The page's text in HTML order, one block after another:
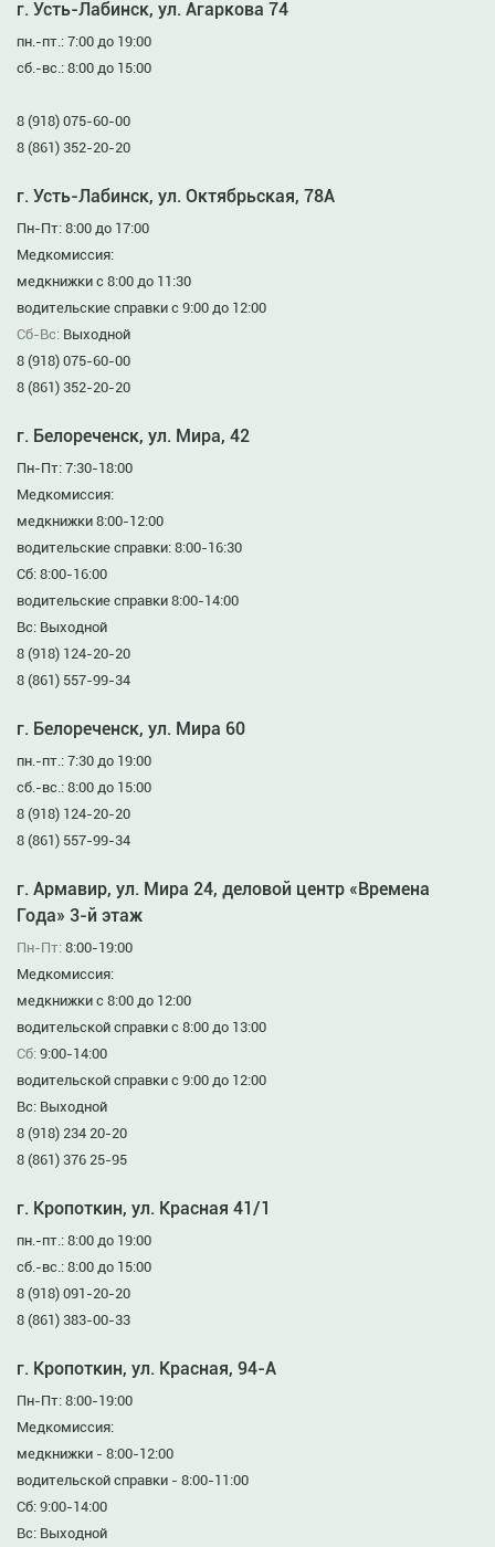
г. Усть-Лабинск, ул. Агаркова 74
пн.-пт.: 7:00 до 19:00
сб.-вс.: 8:00 до 15:00
8 (918) 075-60-00
8 (861) 352-20-20
г. Усть-Лабинск, ул. Октябрьская, 78А
Пн-Пт: 8:00 до 17:00
Медкомиссия:
медкнижки с 8:00 до 11:30
водительские справки с 9:00 до 12:00
Сб-Вс: Выходной
8 (918) 075-60-00
8 (861) 352-20-20
г. Белореченск, ул. Мира, 42
Пн-Пт: 7:30-18:00
Медкомиссия:
медкнижки 8:00-12:00
водительские справки: 8:00-16:30
Сб: 8:00-16:00
водительские справки 8:00-14:00
Вс: Выходной
8 (918) 124-20-20
8 (861) 557-99-34
г. Белореченск, ул. Мира 60
пн.-пт.: 7:30 до 19:00
сб.-вс.: 8:00 до 15:00
8 (918) 124-20-20
8 (861) 557-99-34
г. Армавир, ул. Мира 24, деловой центр «Времена
Года» 3-й этаж
Пн-Пт: 8:00-19:00
Медкомиссия:
медкнижки с 8:00 до 12:00
водительской справки с 8:00 до 13:00
Сб: 9:00-14:00
водительской справки с 9:00 до 12:00
Вс: Выходной
8 (918) 234 20-20
8 (861) 376 25-95
г. Кропоткин, ул. Красная 41/1
пн.-пт.: 8:00 до 19:00
сб.-вс.: 8:00 до 15:00
8 (918) 091-20-20
8 (861) 383-00-33
г. Кропоткин, ул. Красная, 94-А
Пн-Пт: 8:00-19:00
Медкомиссия:
медкнижки - 8:00-12:00
водительской справки - 8:00-11:00
Сб: 9:00-14:00
Вс: Выходной